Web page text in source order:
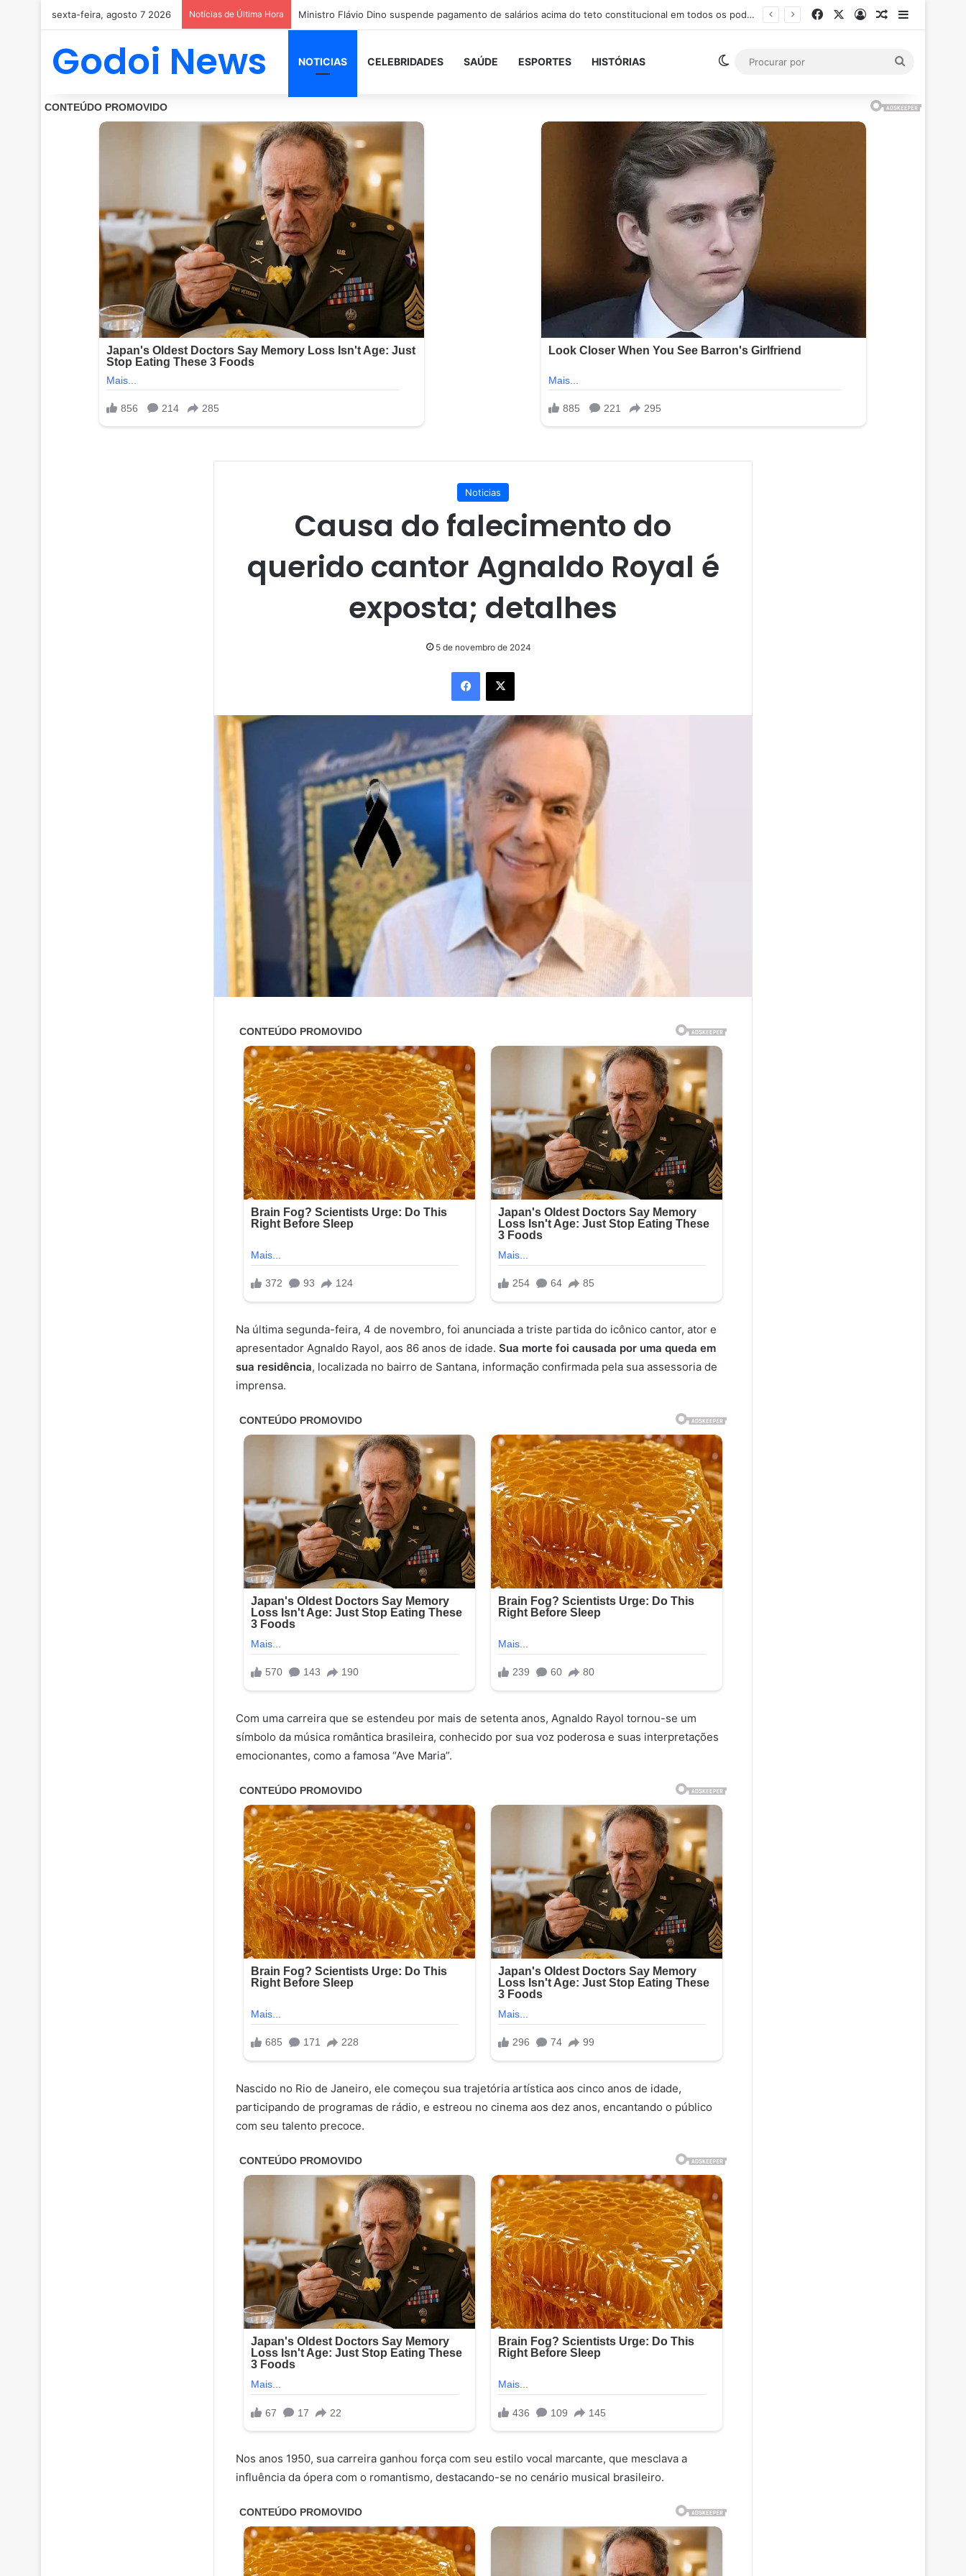
sexta-feira, agosto 7 2026 Notícias de Última Hora Ministro Flávio Dino suspende pagamento de salários acima do teto constitucional em todos os poderes FacebookEntrarArtigoBarra
Godoi News NOTICIAS CELEBRIDADES SAÚDE ESPORTES HISTÓRIAS Switch skin
Noticias
Causa do falecimento do
querido cantor Agnaldo Royal é
exposta; detalhes
5 de novembro de 2024
Facebook
X
Na última segunda-feira, 4 de novembro, foi anunciada a triste partida do icônico cantor, ator e
apresentador Agnaldo Rayol, aos 86 anos de idade. Sua morte foi causada por uma queda em
sua residência, localizada no bairro de Santana, informação confirmada pela sua assessoria de
imprensa.
Com uma carreira que se estendeu por mais de setenta anos, Agnaldo Rayol tornou-se um
símbolo da música romântica brasileira, conhecido por sua voz poderosa e suas interpretações
emocionantes, como a famosa “Ave Maria”.
Nascido no Rio de Janeiro, ele começou sua trajetória artística aos cinco anos de idade,
participando de programas de rádio, e estreou no cinema aos dez anos, encantando o público
com seu talento precoce.
Nos anos 1950, sua carreira ganhou força com seu estilo vocal marcante, que mesclava a
influência da ópera com o romantismo, destacando-se no cenário musical brasileiro.